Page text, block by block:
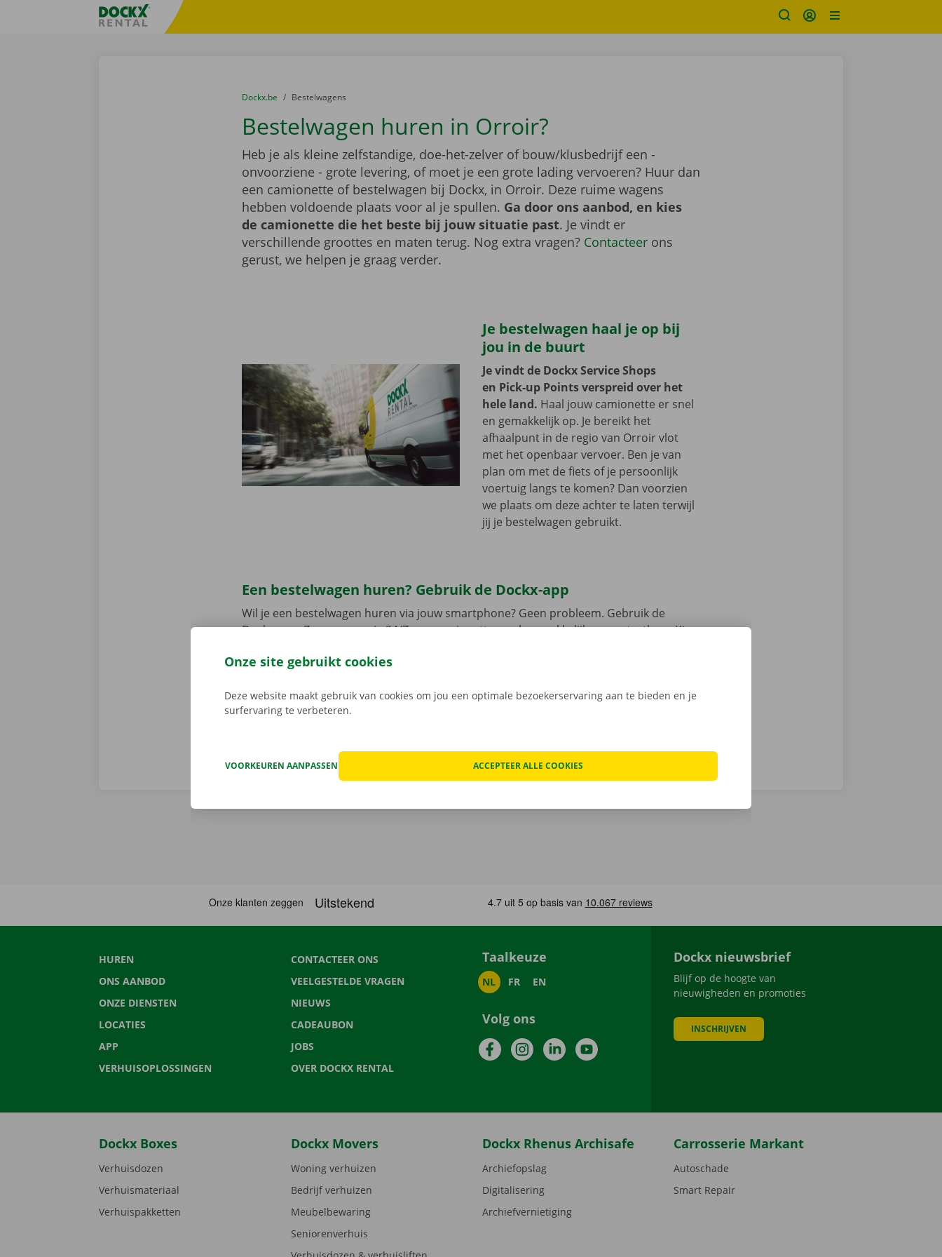
Taalselectie overslaanFratello DEMO
U bevindt zich hier:
van
Dockx.be naar
Bestelwagens
Bestelwagen huren in Orroir?
Heb je als kleine zelfstandige, doe-het-zelver of bouw/klusbedrijf een -
onvoorziene - grote levering, of moet je een grote lading vervoeren? Huur dan
een camionette of bestelwagen bij Dockx, in Orroir. Deze ruime wagens
hebben voldoende plaats voor al je spullen. Ga door ons aanbod, en kies
de camionette die het beste bij jouw situatie past. Je vindt er
verschillende groottes en maten terug. Nog extra vragen? Contacteerons
gerust, we helpen je graag verder.
Je bestelwagen haal je op bij
jou in de buurt
Je vindt de Dockx Service Shops
en Pick-up Points verspreid over het
hele land. Haal jouw camionette er snel
en gemakkelijk op. Je bereikt het
afhaalpunt in de regio van Orroir vlot
met het openbaar vervoer. Ben je van
plan om met de fiets of je persoonlijk
voertuig langs te komen? Dan voorzien
we plaats om deze achter te laten terwijl
jij je bestelwagen gebruikt.
Een bestelwagen huren? Gebruik de Dockx-app
Wil je een bestelwagen huren via jouw smartphone? Geen probleem. Gebruik de
Dockx-app. Zo reserveer je 24/7 een camionette: snel, gemakkelijk en contactloos. Kies
Service Shop. Bij het ophalen open je de camionette eenvoudig met jouw digitale
HUREN
ONS AANBOD
ONZE DIENSTEN
LOCATIES
APP
VERHUISOPLOSSINGEN
CONTACTEER ONS
VEELGESTELDE VRAGEN
NIEUWS
CADEAUBON
JOBS
OVER DOCKX RENTAL
Taalkeuze
NL FR EN
Volg ons
FacebookInstagramLinkedInYouTube
Dockx nieuwsbrief
Blijf op de hoogte van
nieuwigheden en promoties
INSCHRIJVEN
Dockx Boxes
Verhuisdozen
Verhuismateriaal
Verhuispakketten
Dockx Movers
Woning verhuizen
Bedrijf verhuizen
Meubelbewaring
Seniorenverhuis
Dockx Rhenus Archisafe
Archiefopslag
Digitalisering
Archiefvernietiging
Carrosserie Markant
Autoschade
Smart Repair
Onze site gebruikt cookies
Deze website maakt gebruik van cookies om jou een optimale bezoekerservaring aan te bieden en je
surfervaring te verbeteren.
VOORKEUREN AANPASSEN ACCEPTEER ALLE COOKIES